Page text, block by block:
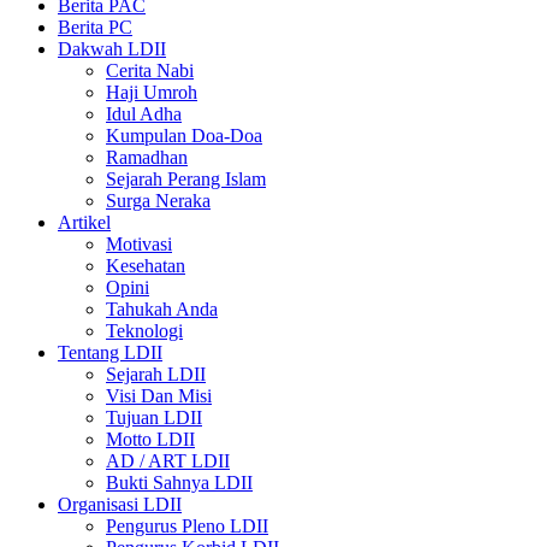
Berita PAC
Berita PC
Dakwah LDII
Cerita Nabi
Haji Umroh
Idul Adha
Kumpulan Doa-Doa
Ramadhan
Sejarah Perang Islam
Surga Neraka
Artikel
Motivasi
Kesehatan
Opini
Tahukah Anda
Teknologi
Tentang LDII
Sejarah LDII
Visi Dan Misi
Tujuan LDII
Motto LDII
AD / ART LDII
Bukti Sahnya LDII
Organisasi LDII
Pengurus Pleno LDII